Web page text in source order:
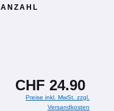
ANZAHL
CHF 24.90
Preise inkl. MwSt. zzgl.
Versandkosten